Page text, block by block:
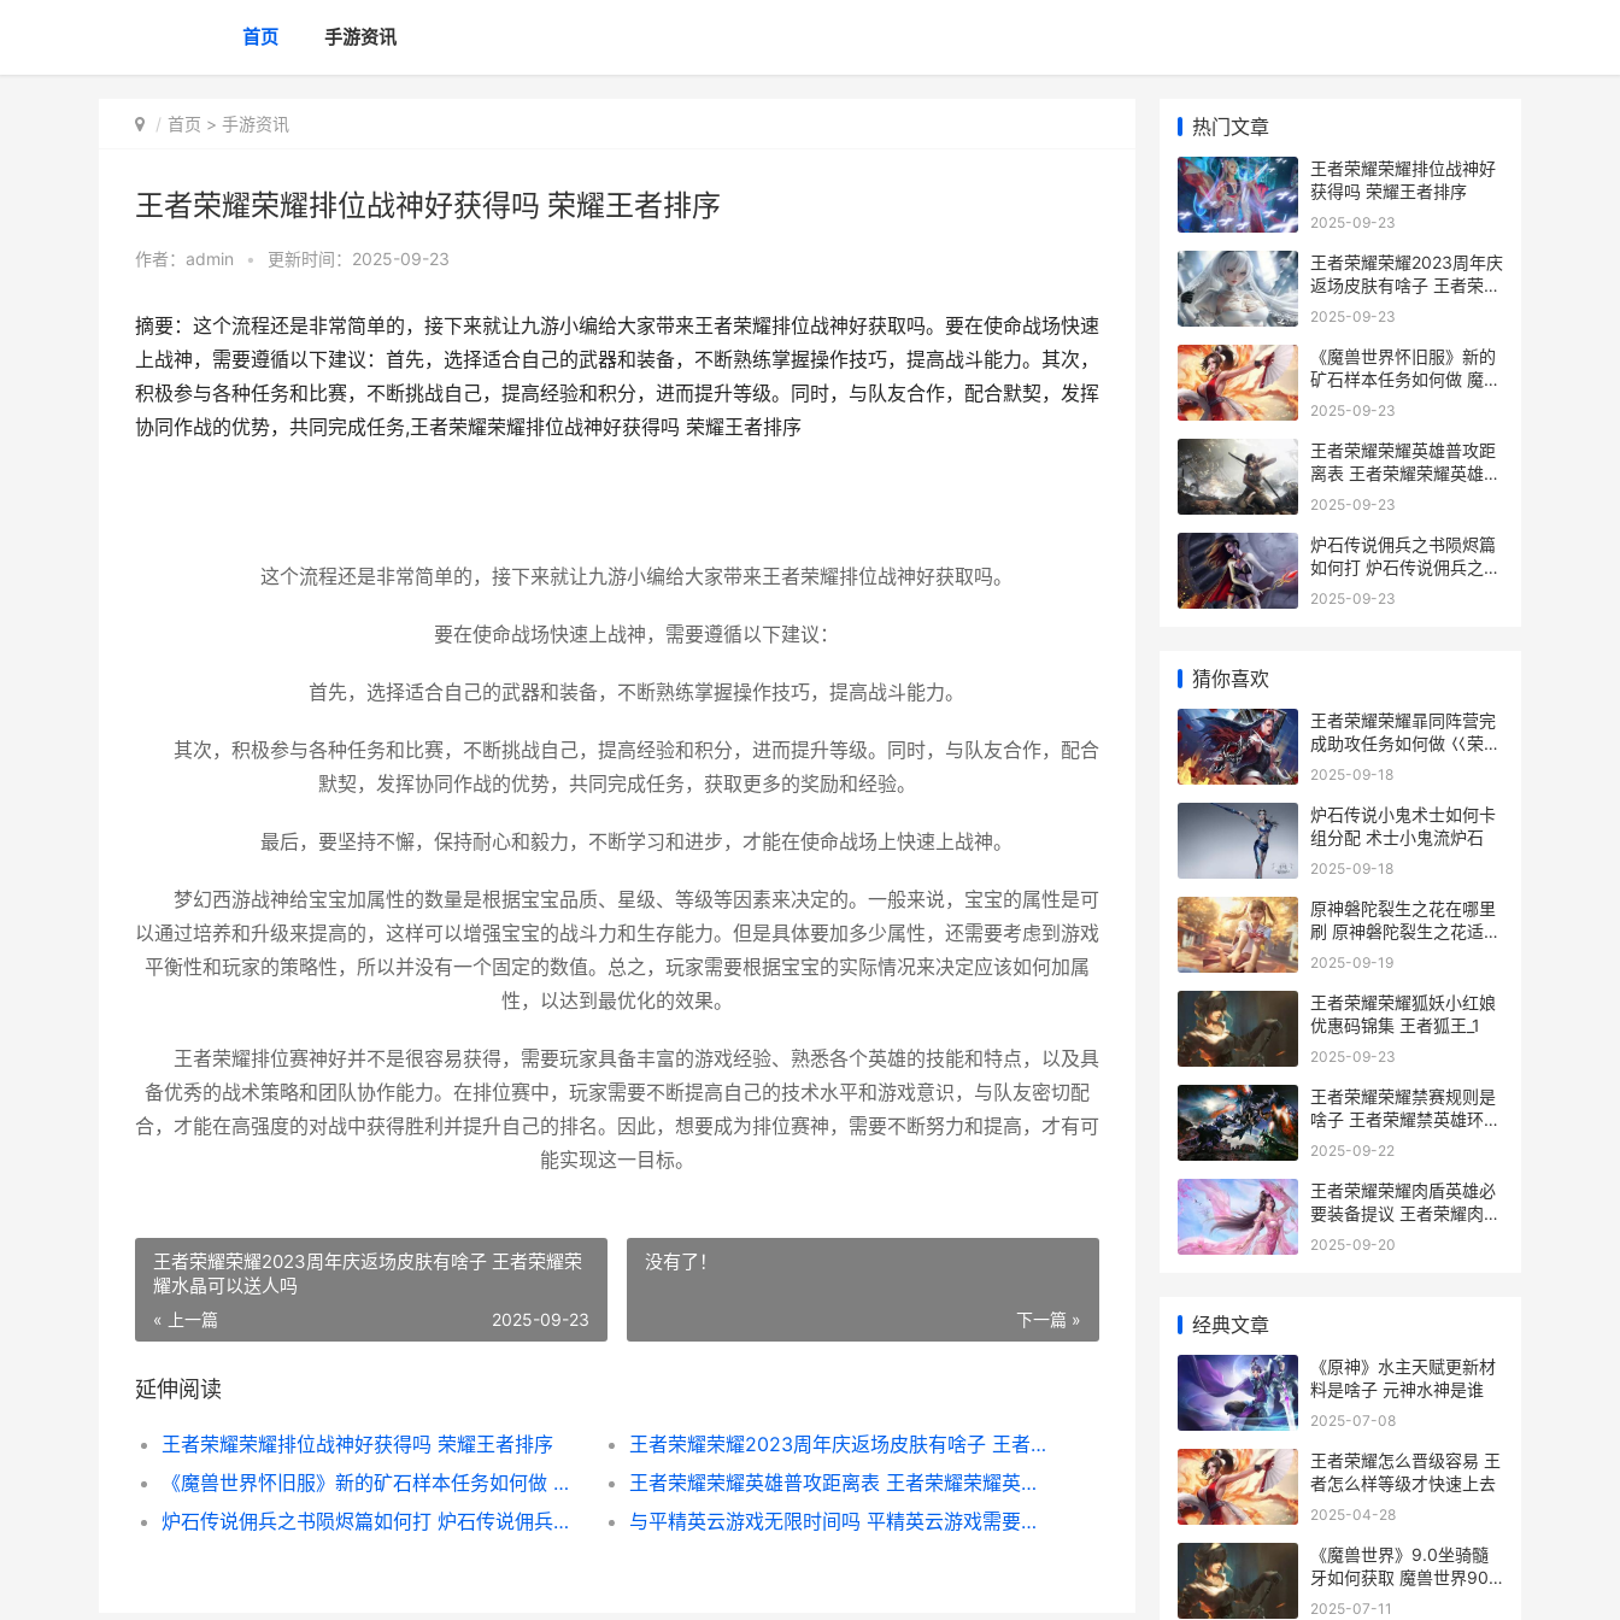
首页 手游资讯
首页 > 手游资讯
王者荣耀荣耀排位战神好获得吗 荣耀王者排序
作者： admin • 更新时间：2025-09-23
摘要：这个流程还是非常简单的，接下来就让九游小编给大家带来王者荣耀排位战神好获取吗。要在使命战场快速
上战神，需要遵循以下建议：首先，选择适合自己的武器和装备，不断熟练掌握操作技巧，提高战斗能力。其次，
积极参与各种任务和比赛，不断挑战自己，提高经验和积分，进而提升等级。同时，与队友合作，配合默契，发挥
协同作战的优势，共同完成任务,王者荣耀荣耀排位战神好获得吗 荣耀王者排序
这个流程还是非常简单的，接下来就让九游小编给大家带来王者荣耀排位战神好获取吗。
要在使命战场快速上战神，需要遵循以下建议：
首先，选择适合自己的武器和装备，不断熟练掌握操作技巧，提高战斗能力。
其次，积极参与各种任务和比赛，不断挑战自己，提高经验和积分，进而提升等级。同时，与队友合作，配合
默契，发挥协同作战的优势，共同完成任务，获取更多的奖励和经验。
最后，要坚持不懈，保持耐心和毅力，不断学习和进步，才能在使命战场上快速上战神。
梦幻西游战神给宝宝加属性的数量是根据宝宝品质、星级、等级等因素来决定的。一般来说，宝宝的属性是可
以通过培养和升级来提高的，这样可以增强宝宝的战斗力和生存能力。但是具体要加多少属性，还需要考虑到游戏
平衡性和玩家的策略性，所以并没有一个固定的数值。总之，玩家需要根据宝宝的实际情况来决定应该如何加属
性，以达到最优化的效果。
王者荣耀排位赛神好并不是很容易获得，需要玩家具备丰富的游戏经验、熟悉各个英雄的技能和特点，以及具
备优秀的战术策略和团队协作能力。在排位赛中，玩家需要不断提高自己的技术水平和游戏意识，与队友密切配
合，才能在高强度的对战中获得胜利并提升自己的排名。因此，想要成为排位赛神，需要不断努力和提高，才有可
能实现这一目标。
王者荣耀荣耀2023周年庆返场皮肤有啥子 王者荣耀荣
耀水晶可以送人吗
« 上一篇 2025-09-23
没有了！
下一篇 »
延伸阅读
王者荣耀荣耀排位战神好获得吗 荣耀王者排序
王者荣耀荣耀2023周年庆返场皮肤有啥子 王者荣耀荣耀水晶可以送人吗
《魔兽世界怀旧服》新的矿石样本任务如何做 魔兽世界怀旧服金币交易网站
王者荣耀荣耀英雄普攻距离表 王者荣耀荣耀英雄称号获得条件
炉石传说佣兵之书陨烬篇如何打 炉石传说佣兵之书攻略
与平精英云游戏无限时间吗 平精英云游戏需要登录吗-
热门文章
王者荣耀荣耀排位战神好
获得吗 荣耀王者排序
2025-09-23
王者荣耀荣耀2023周年庆
返场皮肤有啥子 王者荣耀
荣耀水晶可以送人吗
2025-09-23
《魔兽世界怀旧服》新的
矿石样本任务如何做 魔兽
世界怀旧服金币交易网站
2025-09-23
王者荣耀荣耀英雄普攻距
离表 王者荣耀荣耀英雄称
号获得条件
2025-09-23
炉石传说佣兵之书陨烬篇
如何打 炉石传说佣兵之书
攻略
2025-09-23
猜你喜欢
王者荣耀荣耀暃同阵营完
成助攻任务如何做 巜荣耀
王者
2025-09-18
炉石传说小鬼术士如何卡
组分配 术士小鬼流炉石
2025-09-18
原神磐陀裂生之花在哪里
刷 原神磐陀裂生之花适合
谁
2025-09-19
王者荣耀荣耀狐妖小红娘
优惠码锦集 王者狐王_1
2025-09-23
王者荣耀荣耀禁赛规则是
啥子 王者荣耀禁英雄环节
叫什么
2025-09-22
王者荣耀荣耀肉盾英雄必
要装备提议 王者荣耀肉都
有哪些
2025-09-20
经典文章
《原神》水主天赋更新材
料是啥子 元神水神是谁
2025-07-08
王者荣耀怎么晋级容易 王
者怎么样等级才快速上去
2025-04-28
《魔兽世界》9.0坐骑髓
牙如何获取 魔兽世界90
级橙色披风叫什么
2025-07-11